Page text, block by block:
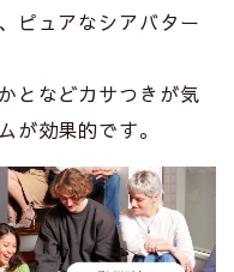
ピュアなシアバター
となどカサつきが気
が効果的です。